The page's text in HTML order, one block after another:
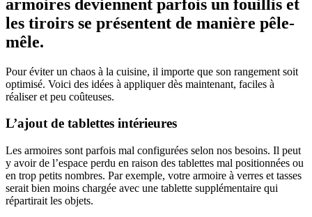
armoires deviennent parfois un fouillis et
les tiroirs se présentent de manière pêle-
mêle.
Pour éviter un chaos à la cuisine, il importe que son rangement soit
optimisé. Voici des idées à appliquer dès maintenant, faciles à
réaliser et peu coûteuses.
L’ajout de tablettes intérieures
Les armoires sont parfois mal configurées selon nos besoins. Il peut
y avoir de l’espace perdu en raison des tablettes mal positionnées ou
en trop petits nombres. Par exemple, votre armoire à verres et tasses
serait bien moins chargée avec une tablette supplémentaire qui
répartirait les objets.